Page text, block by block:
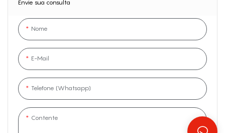
Envie sua consulta
Nome
E-Mail
Telefone (Whatsapp)
Contente